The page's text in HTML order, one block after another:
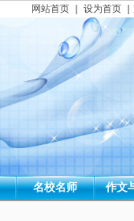
网站首页 设为首页
名校名师 作文